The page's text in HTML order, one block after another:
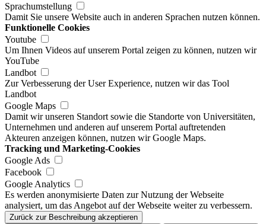
Sprachumstellung
Damit Sie unsere Website auch in anderen Sprachen nutzen können.
Funktionelle Cookies
Youtube
Um Ihnen Videos auf unserem Portal zeigen zu können, nutzen wir
YouTube
Landbot
Zur Verbesserung der User Experience, nutzen wir das Tool
Landbot
Google Maps
Damit wir unseren Standort sowie die Standorte von Universitäten,
Unternehmen und anderen auf unserem Portal auftretenden
Akteuren anzeigen können, nutzen wir Google Maps.
Tracking und Marketing-Cookies
Google Ads
Facebook
Google Analytics
Es werden anonymisierte Daten zur Nutzung der Webseite
analysiert, um das Angebot auf der Webseite weiter zu verbessern.
Zurück zur Beschreibung akzeptieren